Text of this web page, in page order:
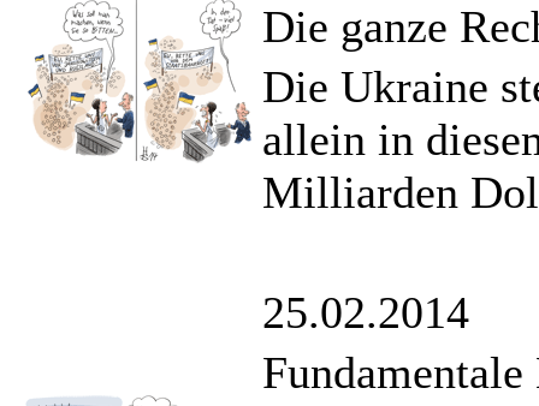
Die ganze
Die Ukraine
allein in
Milliarden
25.02.2014